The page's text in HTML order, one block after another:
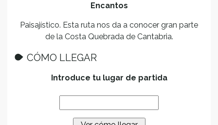
Encantos
Paisajístico. Esta ruta nos da a conocer gran parte
de la Costa Quebrada de Cantabria.
CÓMO LLEGAR
Introduce tu lugar de partida